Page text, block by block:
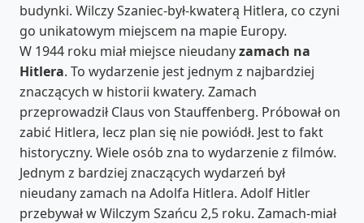
budynki. Wilczy Szaniec-był-kwaterą Hitlera, co czyni
go unikatowym miejscem na mapie Europy.
W 1944 roku miał miejsce nieudanyzamach na
Hitlera. To wydarzenie jest jednym z najbardziej
znaczących w historii kwatery. Zamach
przeprowadził Claus von Stauffenberg. Próbował on
zabić Hitlera, lecz plan się nie powiódł. Jest to fakt
historyczny. Wiele osób zna to wydarzenie z filmów.
Jednym z bardziej znaczących wydarzeń był
nieudany zamach na Adolfa Hitlera. Adolf Hitler
przebywał w Wilczym Szańcu 2,5 roku. Zamach-miał